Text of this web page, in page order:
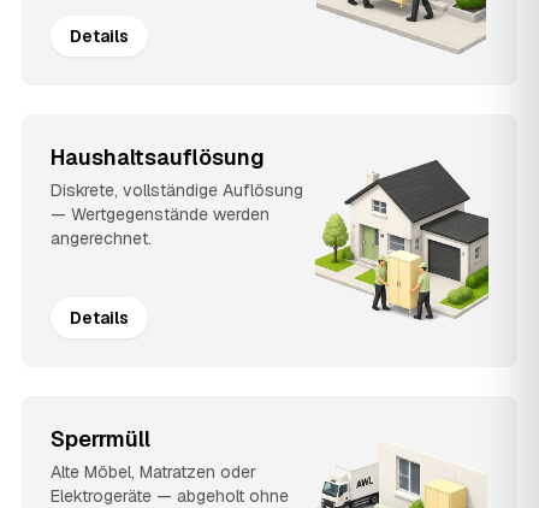
Details
Haushaltsauflösung
Diskrete, vollständige Auflösung
— Wertgegenstände werden
angerechnet.
Details
Sperrmüll
Alte Möbel, Matratzen oder
Elektrogeräte — abgeholt ohne